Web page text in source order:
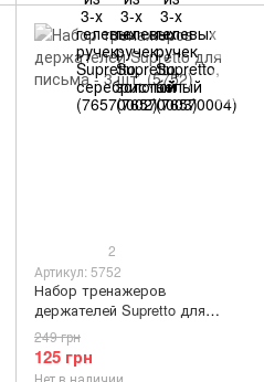
2
Артикул: 5752
Набор тренажеров
держателей Supretto для
письма - 3 шт. (5752)
125 грн
249 грн
Нет в наличии